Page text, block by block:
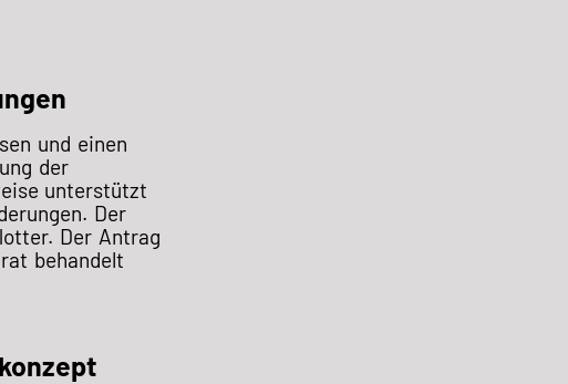
und einen
der
unterstützt
Der
Der Antrag
behandelt